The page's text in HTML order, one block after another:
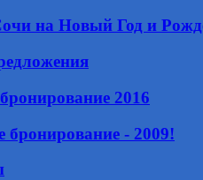
на Новый Год и
2016
бронирование - 2009!